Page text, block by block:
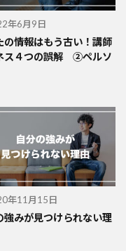
年6月9日
の情報はもう古い！講師
ス４つの誤解 ②ペルソ
年11月15日
強みが見つけられない理